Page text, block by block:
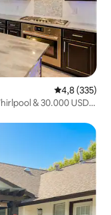
4,8 (335)
& 30.000 USD